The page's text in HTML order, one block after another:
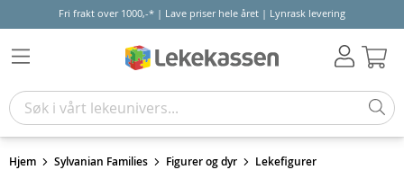
Fri frakt over 1000,-* | Lave priser hele året | Lynrask levering
Hjem Sylvanian Families Figurer og dyr Lekefigurer